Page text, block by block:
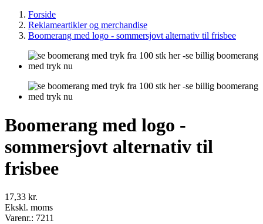
Forside
Reklameartikler og merchandise
Boomerang med logo - sommersjovt alternativ til frisbee
Boomerang med logo -
sommersjovt alternativ til
frisbee
17,33 kr.
Ekskl. moms
Varenr.: 7211